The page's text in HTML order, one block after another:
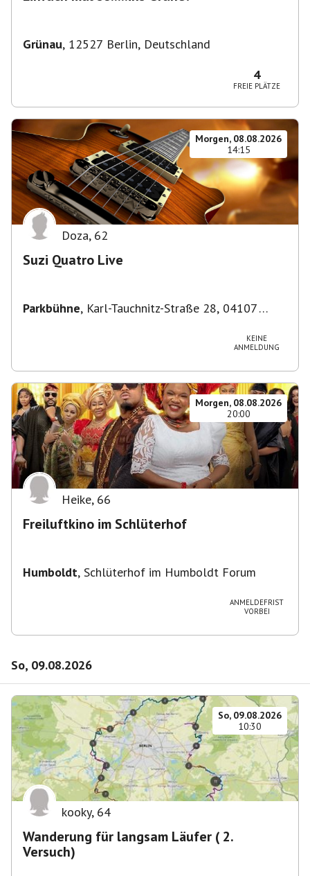
Grünau, 12527 Berlin, Deutschland
4
FREIE PLÄTZE
Morgen, 08.08.2026
14:15
Doza, 62
Suzi Quatro Live
Parkbühne, Karl-Tauchnitz-Straße 28, 04107
KEINE
ANMELDUNG
Morgen, 08.08.2026
20:00
Heike, 66
Freiluftkino im Schlüterhof
Humboldt, Schlüterhof im Humboldt Forum
ANMELDEFRIST
VORBEI
So, 09.08.2026
So, 09.08.2026
10:30
kooky, 64
Wanderung für langsam Läufer ( 2.
Versuch)